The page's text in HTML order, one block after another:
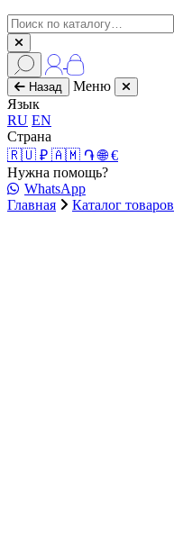
Назад
Меню
Язык
RU EN
Страна
🇷🇺 ₽ 🇦🇲 ֏🌐 €
Нужна помощь?
WhatsApp
Главная
Каталог товаров